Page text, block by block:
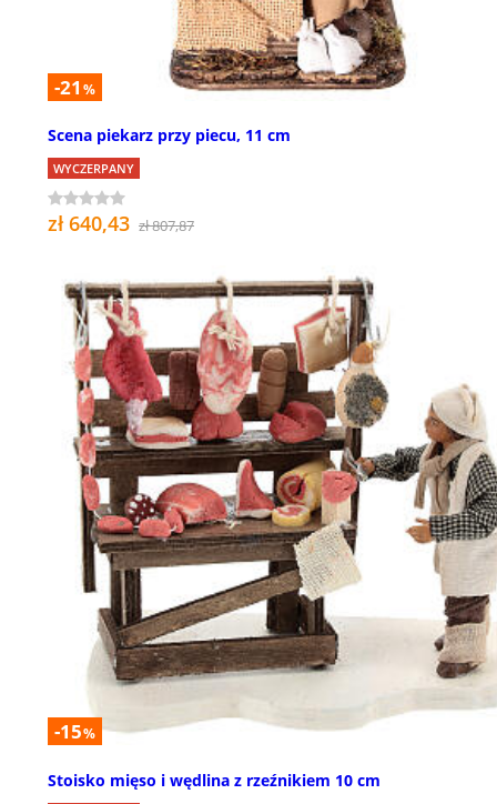
-21 %
Scena piekarz przy piecu, 11 cm
WYCZERPANY
zł 640,43 zł 807,87
-15%
Stoisko mięso i wędlina z rzeźnikiem 10 cm